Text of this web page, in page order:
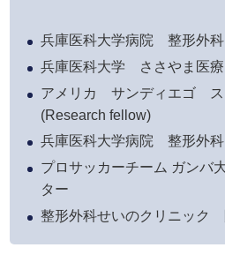
兵庫医科大学病院 整形外
兵庫医科大学 ささやま医
アメリカ サンディエゴ
(Research fellow)
兵庫医科大学病院 整形外
プロサッカーチーム ガンバ
ター
整形外科せいのクリニック